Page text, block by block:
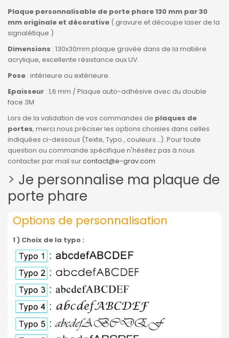
Plaque personnalisable de porte phare 130 mm par 30
mm originale et décorative ( gravure et découpe laser de la
signalétique )
Dimensions : 130x30mm plaque gravée dans de la matière
acrylique, excellente résistance aux UV.
Pose : intérieure ou extérieure.
Epaisseur : 1,6 mm / Plaque auto-adhésive avec du double
face 3M
Lors de la validation de vos commandes de plaques de
portes, merci nous préciser les options choisies dans celles
indiquées ci-dessous (Texte, Typo , couleurs...). Pour toute
question ou commande spécifique n'hésitez pas à nous
contacter par mail surcontact@e-grav.com
> Je personnalise ma plaque de
porte phare
Options de personnalisation
1 ) Choix de la typo :